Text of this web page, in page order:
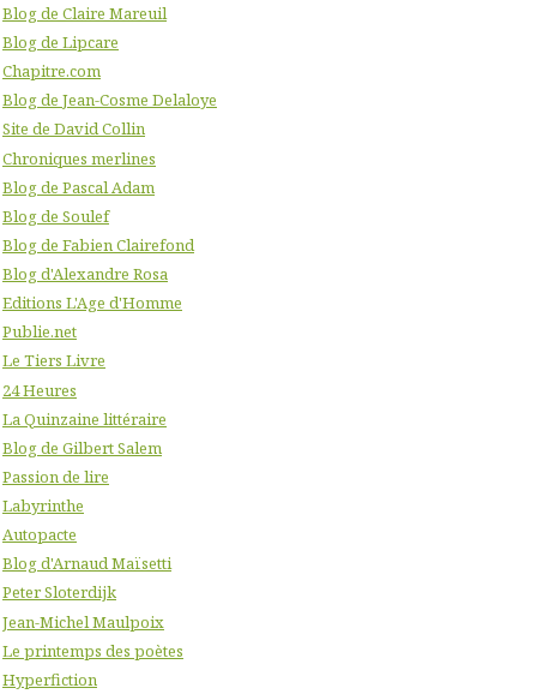
Blog de Claire Mareuil
Blog de Lipcare
Chapitre.com
Blog de Jean-Cosme Delaloye
Site de David Collin
Chroniques merlines
Blog de Pascal Adam
Blog de Soulef
Blog de Fabien Clairefond
Blog d'Alexandre Rosa
Editions L'Age d'Homme
Publie.net
Le Tiers Livre
24 Heures
La Quinzaine littéraire
Blog de Gilbert Salem
Passion de lire
Labyrinthe
Autopacte
Blog d'Arnaud Maïsetti
Peter Sloterdijk
Jean-Michel Maulpoix
Le printemps des poètes
Hyperfiction